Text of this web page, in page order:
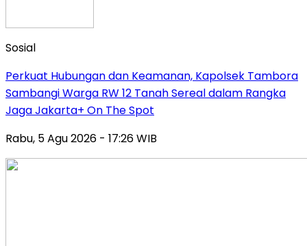
Sosial
Perkuat Hubungan dan Keamanan, Kapolsek Tambora
Sambangi Warga RW 12 Tanah Sereal dalam Rangka
Jaga Jakarta+ On The Spot
Rabu, 5 Agu 2026 - 17:26 WIB